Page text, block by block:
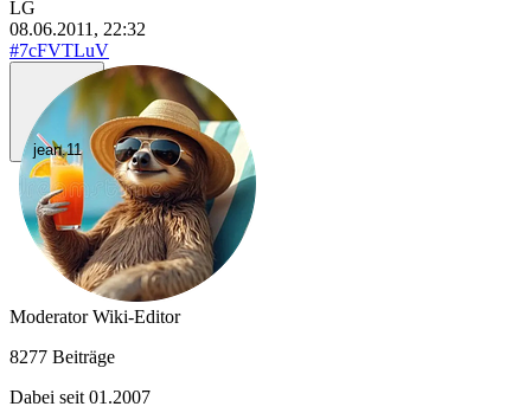
LG
08.06.2011, 22:32
#7cFVTLuV
jean.11
ModeratorWiki-Editor
8277 Beiträge
Dabei seit 01.2007